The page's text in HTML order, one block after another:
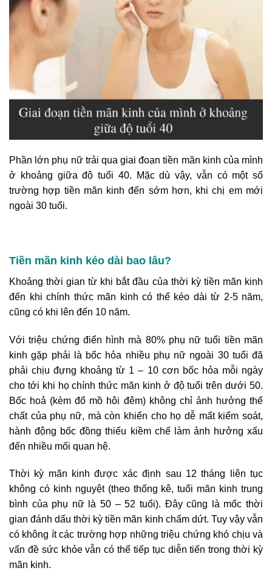
Phần lớn phụ nữ trải qua giai đoạn tiền mãn kinh của mình
ở khoảng giữa độ tuổi 40. Mặc dù vậy, vẫn có một số
trường hợp tiền mãn kinh đến sớm hơn, khi chị em mới
ngoài 30 tuổi.
Tiền mãn kinh kéo dài bao lâu?
Khoảng thời gian từ khi bắt đầu của thời kỳ tiền mãn kinh
đến khi chính thức mãn kinh có thể kéo dài từ 2-5 năm,
cũng có khi lên đến 10 năm.
Với triệu chứng điển hình mà 80% phụ nữ tuổi tiền mãn
kinh gặp phải là bốc hỏa nhiều phụ nữ ngoài 30 tuổi đã
phải chịu đựng khoảng từ 1 – 10 cơn bốc hỏa mỗi ngày
cho tới khi họ chính thức mãn kinh ở độ tuổi trên dưới 50.
Bốc hoả (kèm đổ mồ hôi đêm) không chỉ ảnh hưởng thể
chất của phụ nữ, mà còn khiến cho họ dễ mất kiểm soát,
hành động bốc đồng thiếu kiềm chế làm ảnh hưởng xấu
đến nhiều mối quan hệ.
Thời kỳ mãn kinh được xác định sau 12 tháng liên tục
không có kinh nguyệt (theo thống kê, tuổi mãn kinh trung
bình của phụ nữ là 50 – 52 tuổi). Đây cũng là mốc thời
gian đánh dấu thời kỳ tiền mãn kinh chấm dứt. Tuy vậy vẫn
có không ít các trường hợp những triệu chứng khó chịu và
vấn đề sức khỏe vẫn có thể tiếp tục diễn tiến trong thời kỳ
mãn kinh.